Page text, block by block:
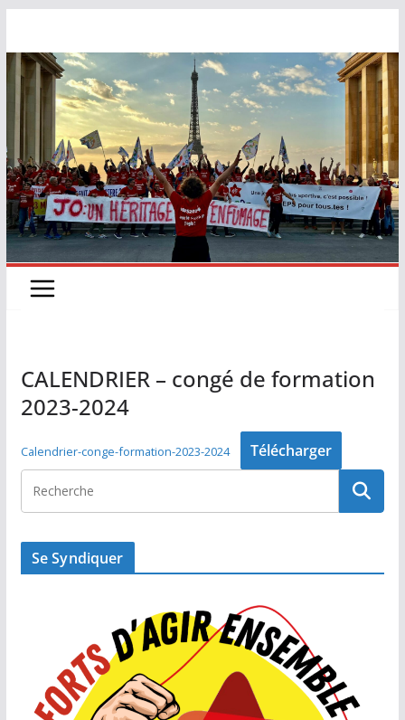
contenu
CALENDRIER – congé de formation
2023-2024
Calendrier-conge-formation-2023-2024 Télécharger
Se Syndiquer